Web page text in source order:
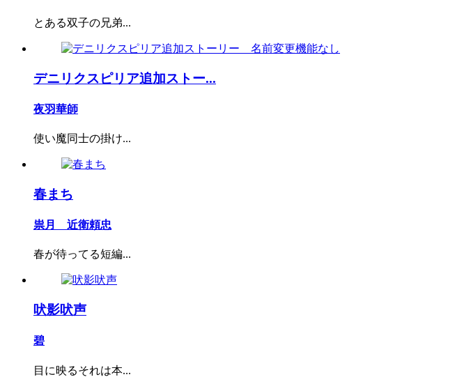
とある双子の兄弟...
デニリクスピリア追加ストー...
夜羽華師
使い魔同士の掛け...
春まち
祟月 近衛頼忠
春が待ってる短編...
吠影吠声
碧
目に映るそれは本...